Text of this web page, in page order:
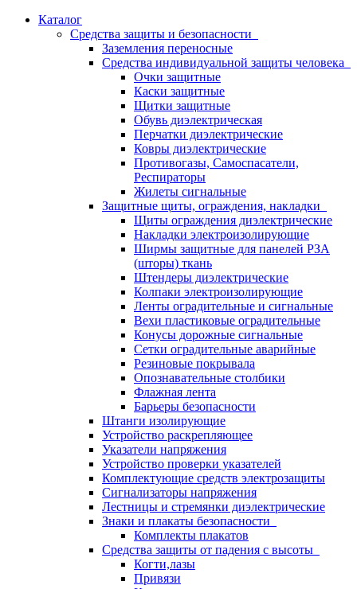
Каталог
Средства защиты и безопасности
Заземления переносные
Средства индивидуальной защиты человека
Очки защитные
Каски защитные
Щитки защитные
Обувь диэлектрическая
Перчатки диэлектрические
Ковры диэлектрические
Противогазы, Самоспасатели,
Респираторы
Жилеты сигнальные
Защитные щиты, ограждения, накладки
Щиты ограждения диэлектрические
Накладки электроизолирующие
Ширмы защитные для панелей РЗА
(шторы) ткань
Штендеры диэлектрические
Колпаки электроизолирующие
Ленты оградительные и сигнальные
Вехи пластиковые оградительные
Конусы дорожные сигнальные
Сетки оградительные аварийные
Резиновые покрывала
Опознавательные столбики
Флажная лента
Барьеры безопасности
Штанги изолирующие
Устройство раскрепляющее
Указатели напряжения
Устройство проверки указателей
Комплектующие средств электрозащиты
Сигнализаторы напряжения
Лестницы и стремянки диэлектрические
Знаки и плакаты безопасности
Комплекты плакатов
Средства защиты от падения с высоты
Когти,лазы
Привязи